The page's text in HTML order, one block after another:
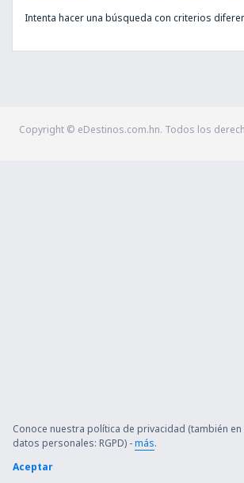
Intenta hacer una búsqueda con criterios
Copyright © eDestinos.com.hn. Todos los
Conoce nuestra política de privacidad (también
datos personales: RGPD) -más.
Aceptar